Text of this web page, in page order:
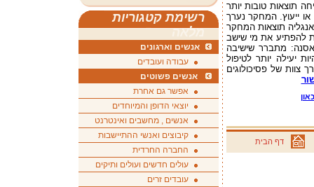
תוצאות טובות יותר
או ייעוץ. המחקר נערך
אנגליה תוצאות המחקר
להפתיע את מי שישב
מתברר שישיבה
יעילה יותר לטיפול
צוות של פסיכולוגים
דף הבית
רשימת קטגוריות
מלאה
אנשים וארגונים
עבודה ועובדים
אנשים פשוטים
אפשר גם אחרת
יוצאי הדופן והמיוחדים
אנשים , מחשבים ואינטרנט
קיבוצים ואנשי ההתיישבות
החברה החרדית
עולים חדשים ועולים ותיקים
עובדים זרים